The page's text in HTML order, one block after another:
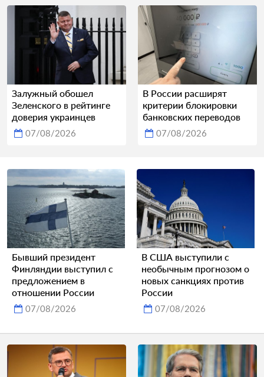
Залужный обошел
Зеленского в рейтинге
доверия украинцев
07/08/2026
В России расширят
критерии блокировки
банковских переводов
07/08/2026
Бывший президент
Финляндии выступил с
предложением в
отношении России
07/08/2026
В США выступили с
необычным прогнозом о
новых санкциях против
России
07/08/2026